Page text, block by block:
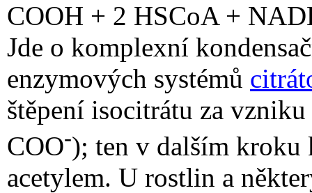
COOH + 2 HSCoA +
Jde o komplexní
enzymových systémů
štěpení isocitrátu za
COO-); ten v dalším kroku
acetylem. U rostlin a